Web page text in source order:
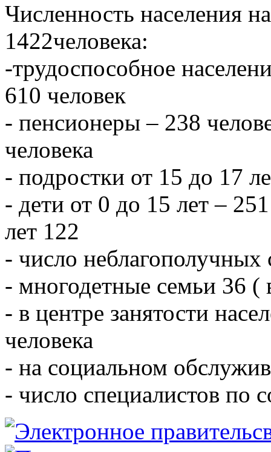
Численность населения
1422человека:
-трудоспособное
610 человек
- пенсионеры – 238
человека
- подростки от 15 до 17
- дети от 0 до 15 лет –
лет 122
- число
- многодетные семьи 36 (
- в центре занятости
человека
- на социальном
- число специалистов по